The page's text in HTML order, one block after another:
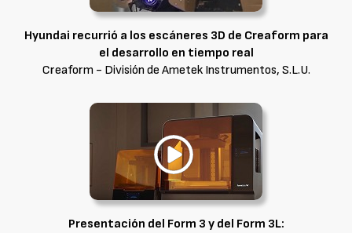
Hyundai recurrió a los escáneres 3D de Creaform para
el desarrollo en tiempo real
Creaform - División de Ametek Instrumentos, S.L.U.
Presentación del Form 3 y del Form 3L: